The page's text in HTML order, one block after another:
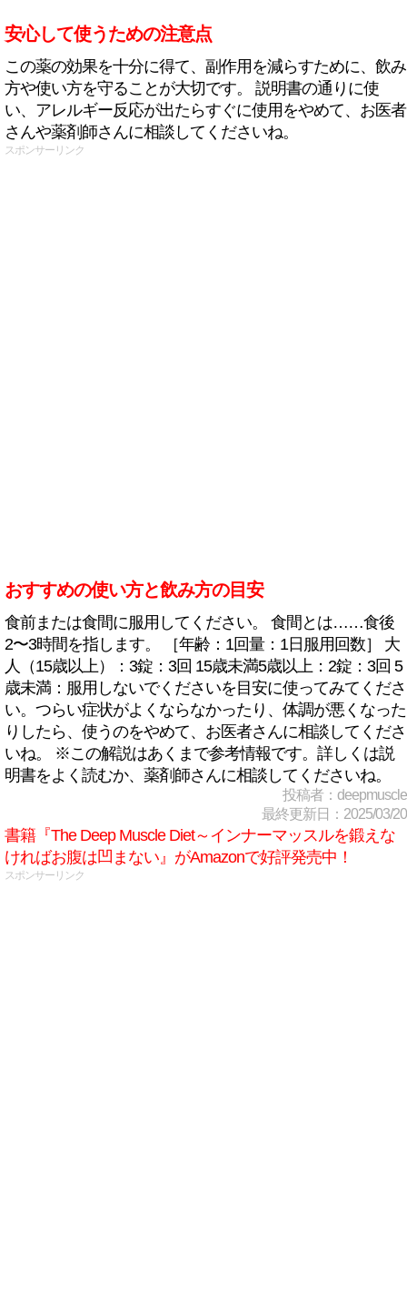
安心して使うための注意点
この薬の効果を十分に得て、副作用を減らすために、飲み
方や使い方を守ることが大切です。 説明書の通りに使
い、アレルギー反応が出たらすぐに使用をやめて、お医者
さんや薬剤師さんに相談してくださいね。
スポンサーリンク
おすすめの使い方と飲み方の目安
食前または食間に服用してください。 食間とは……食後
2〜3時間を指します。 ［年齢：1回量：1日服用回数］ 大
人（15歳以上）：3錠：3回 15歳未満5歳以上：2錠：3回 5
歳未満：服用しないでくださいを目安に使ってみてくださ
い。つらい症状がよくならなかったり、体調が悪くなった
りしたら、使うのをやめて、お医者さんに相談してくださ
いね。 ※この解説はあくまで参考情報です。詳しくは説
明書をよく読むか、薬剤師さんに相談してくださいね。
投稿者：deepmuscle
最終更新日：2025/03/20
書籍『The Deep Muscle Diet～インナーマッスルを鍛えな
ければお腹は凹まない』がAmazonで好評発売中！
スポンサーリンク